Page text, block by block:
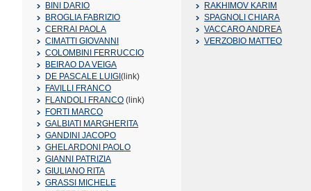
BINI DARIO
BROGLIA FABRIZIO
CERRAI PAOLA
CIMATTI GIOVANNI
COLOMBINI FERRUCCIO
BEIRAO DA VEIGA
DE PASCALE LUIGI(link)
FAVILLI FRANCO
FLANDOLI FRANCO (link)
FORTI MARCO
GALBIATI MARGHERITA
GANDINI JACOPO
GHELARDONI PAOLO
GIANNI PATRIZIA
GIULIANO RITA
GRASSI MICHELE
RAKHIMOV KARIM
SPAGNOLI CHIARA
VACCARO ANDREA
VERZOBIO MATTEO